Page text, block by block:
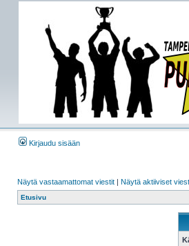
Kirjaudu sisään
Näytä vastaamattomat viestit | Näytä aktiiviset
Etusivu